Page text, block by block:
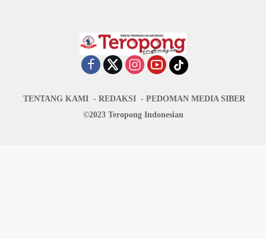
TENTANG KAMI REDAKSI
PEDOMAN MEDIA SIBER
©2023 Teropong Indonesian